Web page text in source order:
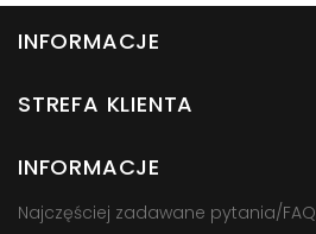
INFORMACJE
STREFA KLIENTA
INFORMACJE
Najczęściej zadawane pytania/FAQ